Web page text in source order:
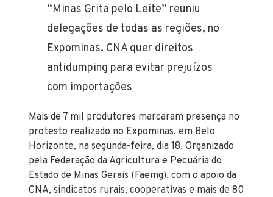
“Minas Grita pelo Leite” reuniu
delegações de todas as regiões, no
Expominas. CNA quer direitos
antidumping para evitar prejuízos
com importações
Mais de 7 mil produtores marcaram presença no
protesto realizado no Expominas, em Belo
Horizonte, na segunda-feira, dia 18. Organizado
pela Federação da Agricultura e Pecuária do
Estado de Minas Gerais (Faemg), com o apoio da
CNA, sindicatos rurais, cooperativas e mais de 80